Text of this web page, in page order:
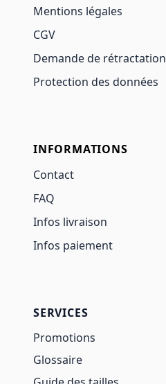
Mentions légales
CGV
Demande de rétractation
Protection des données
INFORMATIONS
Contact
FAQ
Infos livraison
Infos paiement
SERVICES
Promotions
Glossaire